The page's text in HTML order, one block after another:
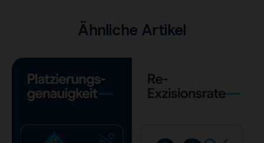
Ähnliche Artikel